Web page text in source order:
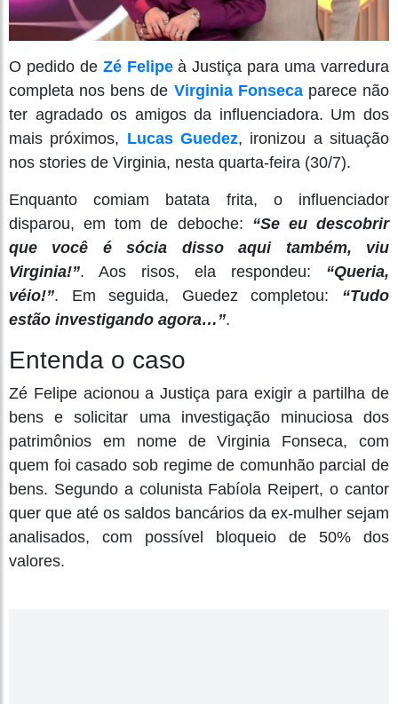
O pedido de Zé Felipe à Justiça para uma varredura
completa nos bens de Virginia Fonsecaparece não
ter agradado os amigos da influenciadora. Um dos
mais próximos, Lucas Guedez, ironizou a situação
nos stories de Virginia, nesta quarta-feira (30/7).
Enquanto comiam batata frita, o influenciador
disparou, em tom de deboche: “Se eu descobrir
que você é sócia disso aqui também, viu
Virginia!”. Aos risos, ela respondeu: “Queria,
véio!”. Em seguida, Guedez completou: “Tudo
estão investigando agora…”.
Entenda o caso
Zé Felipe acionou a Justiça para exigir a partilha de
bens e solicitar uma investigação minuciosa dos
patrimônios em nome de Virginia Fonseca, com
quem foi casado sob regime de comunhão parcial de
bens. Segundo a colunista Fabíola Reipert, o cantor
quer que até os saldos bancários da ex-mulher sejam
analisados, com possível bloqueio de 50% dos
valores.